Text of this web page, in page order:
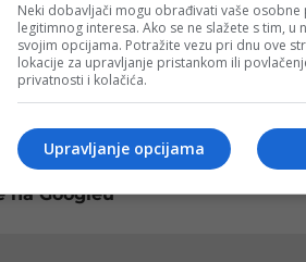
sa 31. decembrom 2025.
godine.
Ukupna potraživanja od
„Kreka“ duguje više od šest
400.000 KM.
na Googleu
Neki dobavljači mogu obrađivati vaše osobne
legitimnog interesa. Ako se ne slažete s tim, u
svojim opcijama. Potražite vezu pri dnu ove
lokacije za upravljanje pristankom ili
privatnosti i kolačića.
Upravljanje opcijama